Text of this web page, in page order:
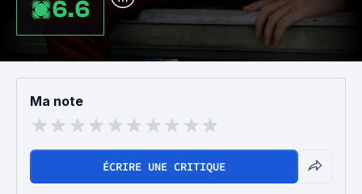
6.6
Ma note
ÉCRIRE UNE CRITIQUE